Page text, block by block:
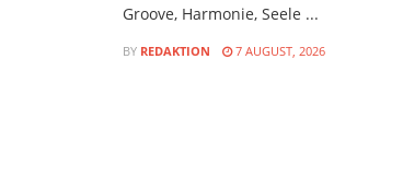
Groove, Harmonie, Seele ...
BY REDAKTION 7 AUGUST, 2026